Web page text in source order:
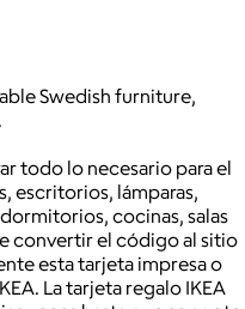
Swedish furniture,
todo lo necesario para el
escritorios, lámparas,
cocinas, salas
convertir el código al sitio
esta tarjeta impresa o
La tarjeta regalo IKEA